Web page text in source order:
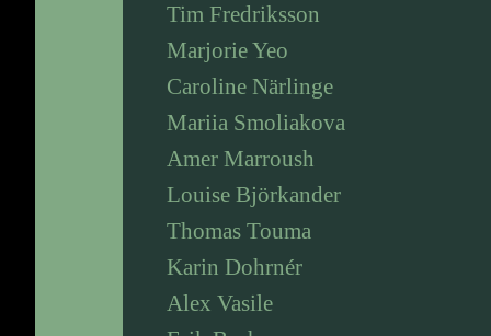
Tim Fredriksson
Marjorie Yeo
Caroline Närlinge
Mariia Smoliakova
Amer Marroush
Louise Björkander
Thomas Touma
Karin Dohrnér
Alex Vasile